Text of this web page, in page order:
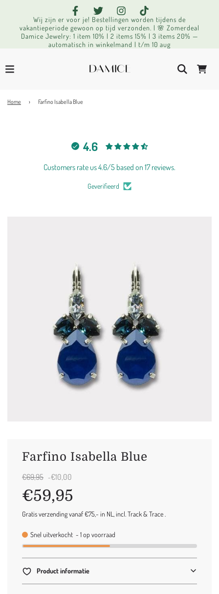
Wij zijn er voor je! Bestellingen worden tijdens de
vakantieperiode gewoon op tijd verzonden. | 🌸 Zomerdeal
Damice Jewelry: 1 item 10% | 2 items 15% | 3 items 20% —
automatisch in winkelmand | t/m 10 aug
Home › Farfino Isabella Blue
4.6
Customers rate us 4.6/5 based on 17 reviews.
Geverifieerd
Farfino Isabella Blue
Uitverkoop
€69,95 -€10,00
€59,95
Gratis verzending vanaf €75,- in NL, incl. Track & Trace .
Snel uitverkocht - 1op voorraad
Product informatie